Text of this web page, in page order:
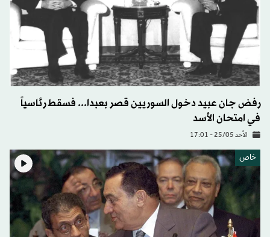
رفض جان عبيد دخول السوريين قصر بعبدا... فسقط رئاسياً
في امتحان الأسد
الأحد 25/05 - 17:01
خاص